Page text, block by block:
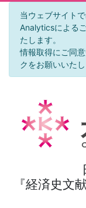
当ウェブサイト
Analyticsによる
たします。
情報取得にご同
クをお願いいたし
『経済史文